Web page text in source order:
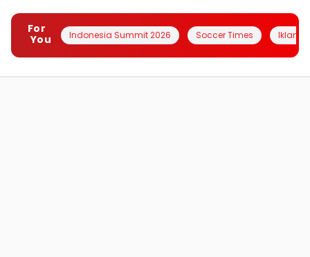
For
You
Indonesia Summit 2026 Soccer Times Iklanin